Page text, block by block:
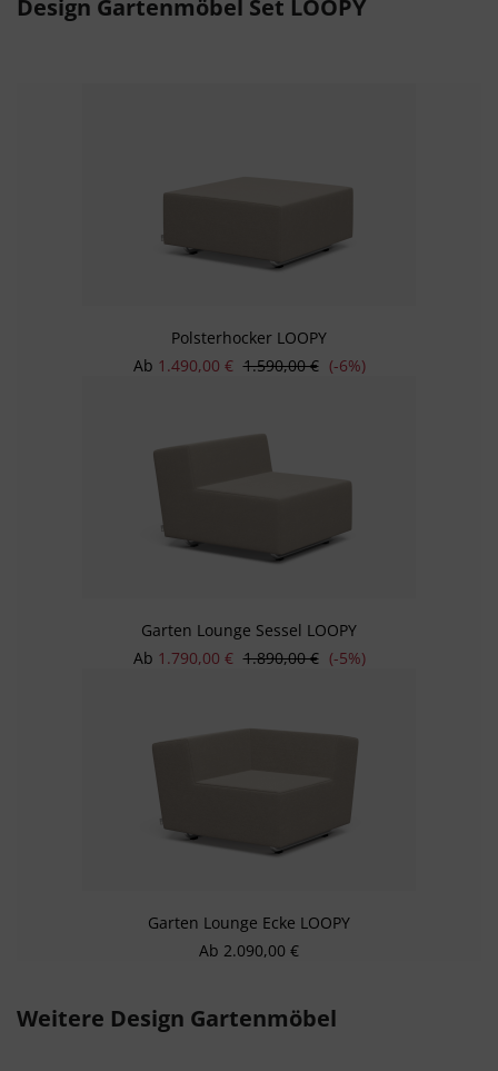
Design Gartenmöbel Set LOOPY
Polsterhocker LOOPY
Verkaufspreis:
Ab 1.490,00 € Regulärer Preis:
1.590,00 € (-6%)
Garten Lounge Sessel LOOPY
Verkaufspreis:
Ab 1.790,00 € Regulärer Preis:
1.890,00 € (-5%)
Garten Lounge Ecke LOOPY
Regulärer Preis:
Ab 2.090,00 €
Weitere Design Gartenmöbel